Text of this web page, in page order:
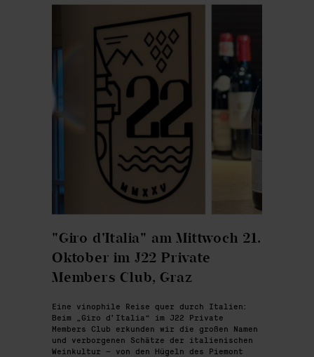
"Giro d'Italia" am Mittwoch 21.
Oktober im J22 Private
Members Club, Graz
Eine vinophile Reise quer durch Italien:
Beim „Giro d’Italia“ im J22 Private
Members Club erkunden wir die großen Namen
und verborgenen Schätze der italienischen
Weinkultur – von den Hügeln des Piemont